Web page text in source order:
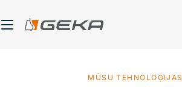
uz
MŪSU TEHNOLOĢIJAS